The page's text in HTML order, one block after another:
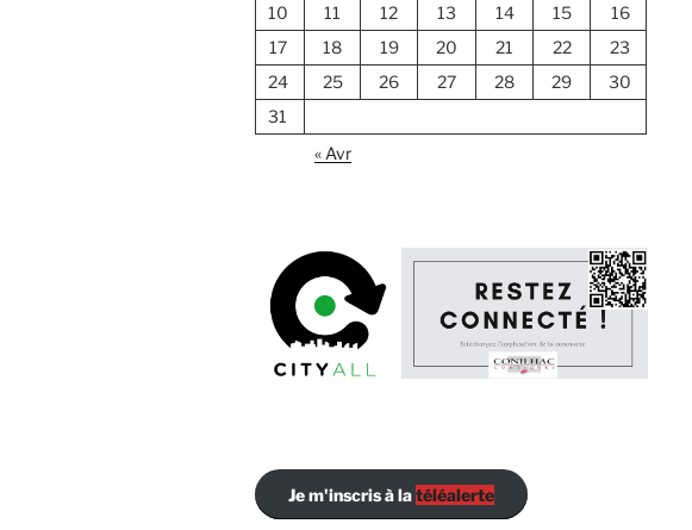
10
11 12 13 14 15
16
17
18 19 20 21 22
23
24
25 26 27 28 29
30
31
« Avr
Je m'inscris à latéléalerte